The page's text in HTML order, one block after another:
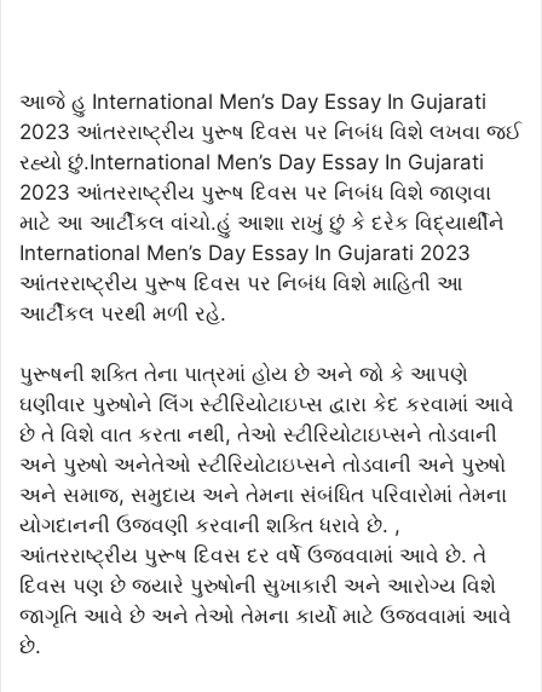
આજે હુ International Men’s Day Essay In Gujarati
2023 આંતરરાષ્ટ્રીય પુરૂષ દિવસ પર નિબંધ વિશે લખવા જઈ
રહ્યો છું.International Men’s Day Essay In Gujarati
2023 આંતરરાષ્ટ્રીય પુરૂષ દિવસ પર નિબંધ વિશે જાણવા
માટે આ આર્ટીકલ વાંચો.હું આશા રાખું છું કે દરેક વિદ્યાર્થીને
International Men’s Day Essay In Gujarati 2023
આંતરરાષ્ટ્રીય પુરૂષ દિવસ પર નિબંધ વિશે માહિતી આ
આર્ટીકલ પરથી મળી રહે.
પુરૂષની શક્તિ તેના પાત્રમાં હોય છે અને જો કે આપણે
ઘણીવાર પુરુષોને લિંગ સ્ટીરિયોટાઇપ્સ દ્વારા કેદ કરવામાં આવે
છે તે વિશે વાત કરતા નથી, તેઓ સ્ટીરિયોટાઇપ્સને તોડવાની
અને પુરુષો અનેતેઓ સ્ટીરિયોટાઇપ્સને તોડવાની અને પુરુષો
અને સમાજ, સમુદાય અને તેમના સંબંધિત પરિવારોમાં તેમના
યોગદાનની ઉજવણી કરવાની શક્તિ ધરાવે છે. ,
આંતરરાષ્ટ્રીય પુરૂષ દિવસ દર વર્ષે ઉજવવામાં આવે છે. તે
દિવસ પણ છે જ્યારે પુરુષોની સુખાકારી અને આરોગ્ય વિશે
જાગૃતિ આવે છે અને તેઓ તેમના કાર્યો માટે ઉજવવામાં આવે
છે.